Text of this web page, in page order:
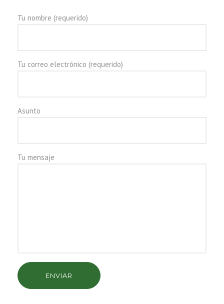
Tu nombre (requerido)
Tu correo electrónico (requerido)
Asunto
Tu mensaje